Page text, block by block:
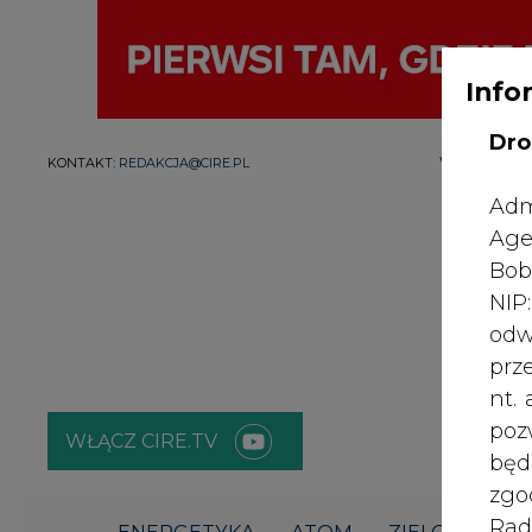
KONTAKT: REDAKCJA@CIRE.PL WYDAWCA
WŁĄCZ CIRE.TV
nt.